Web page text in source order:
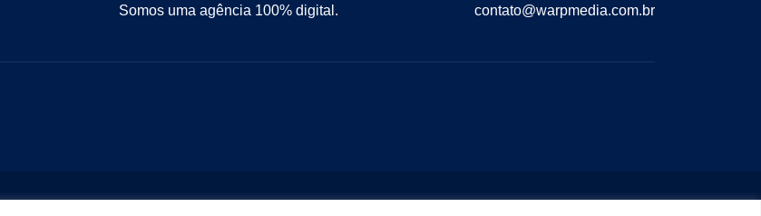
Somos uma agência 100% digital.
contato@warpmedia.com.br